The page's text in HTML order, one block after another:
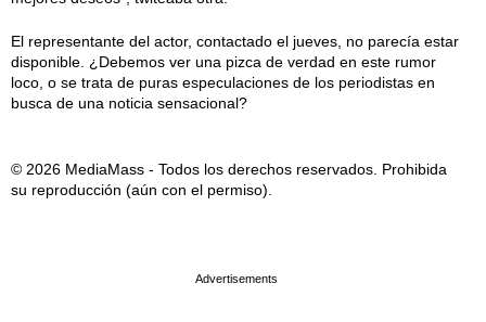
El representante del actor, contactado el jueves, no parecía estar
disponible. ¿Debemos ver una pizca de verdad en este rumor
loco, o se trata de puras especulaciones de los periodistas en
busca de una noticia sensacional?
© 2026 MediaMass - Todos los derechos reservados. Prohibida
su reproducción (aún con el permiso).